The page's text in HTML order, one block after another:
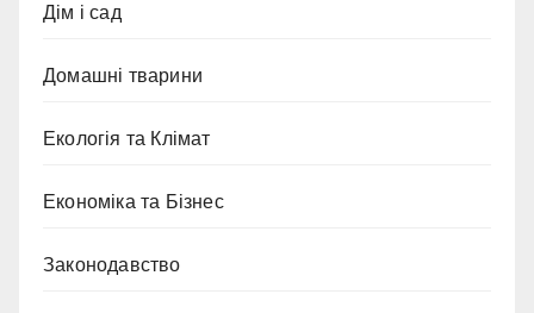
Дім і сад
Домашні тварини
Екологія та Клімат
Економіка та Бізнес
Законодавство